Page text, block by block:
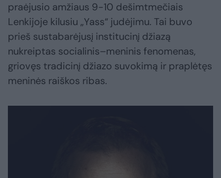
praėjusio amžiaus 9-10 dešimtmečiais
Lenkijoje kilusiu „Yass“ judėjimu. Tai buvo
prieš sustabarėjusį institucinį džiazą
nukreiptas socialinis–meninis fenomenas,
griovęs tradicinį džiazo suvokimą ir praplėtęs
meninės raiškos ribas.